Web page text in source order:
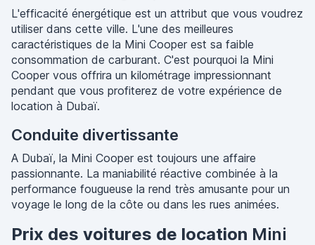
L'efficacité énergétique est un attribut que vous voudrez
utiliser dans cette ville. L'une des meilleures
caractéristiques de la Mini Cooper est sa faible
consommation de carburant. C'est pourquoi la Mini
Cooper vous offrira un kilométrage impressionnant
pendant que vous profiterez de votre expérience de
location à Dubaï.
Conduite divertissante
A Dubaï, la Mini Cooper est toujours une affaire
passionnante. La maniabilité réactive combinée à la
performance fougueuse la rend très amusante pour un
voyage le long de la côte ou dans les rues animées.
Prix des voitures de location Mini